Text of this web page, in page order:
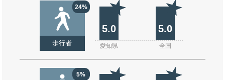
24%
歩行者
5.0 5.0
愛知県 全国
5%